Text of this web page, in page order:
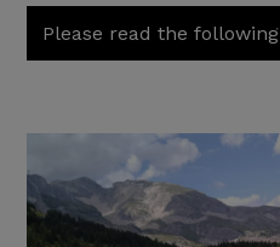
Please read the following